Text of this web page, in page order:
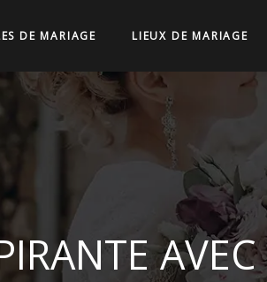
DE MARIAGE LIEUX DE MARIAGE
AVEC